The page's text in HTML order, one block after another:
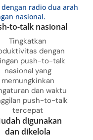
dengan radio dua arah
nasional.
to-talk nasional
Tingkatkan
dengan
push-to-talk
nasional yang
memungkinkan
dan waktu
push-to-talk
tercepat
digunakan
dan dikelola